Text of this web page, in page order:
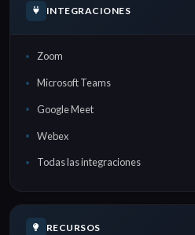
INTEGRACIONES
Zoom
Microsoft Teams
Google Meet
Webex
Todas las integraciones
RECURSOS